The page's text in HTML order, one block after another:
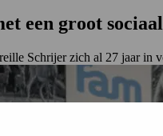
een groot
Schrijer zich al 27 jaar in